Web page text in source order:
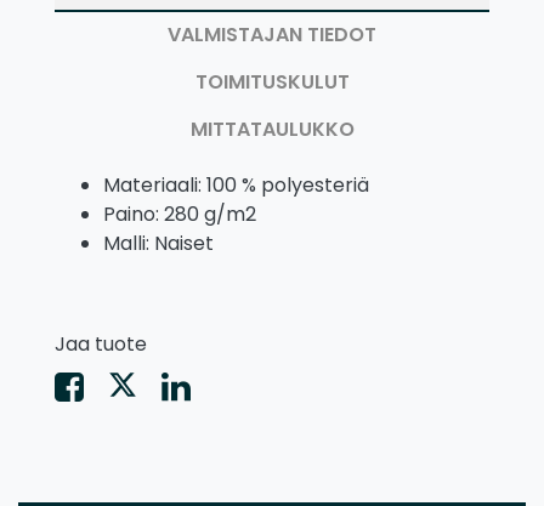
VALMISTAJAN TIEDOT
TOIMITUSKULUT
MITTATAULUKKO
Materiaali: 100 % polyesteriä
Paino: 280 g/m2
Malli: Naiset
Jaa tuote